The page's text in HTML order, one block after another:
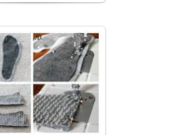
02.02.2016
popularsge